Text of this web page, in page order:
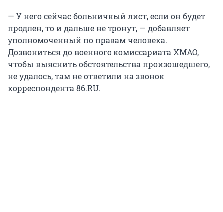
— У него сейчас больничный лист, если он будет
продлен, то и дальше не тронут, — добавляет
уполномоченный по правам человека.
Дозвониться до военного комиссариата ХМАО,
чтобы выяснить обстоятельства произошедшего,
не удалось, там не ответили на звонок
корреспондента 86.RU.